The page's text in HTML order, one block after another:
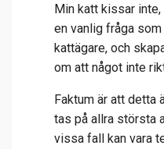
Min katt kissar inte,
en vanlig fråga
kattägare, och
om att något inte
Faktum är att detta
tas på allra största
vissa fall kan vara